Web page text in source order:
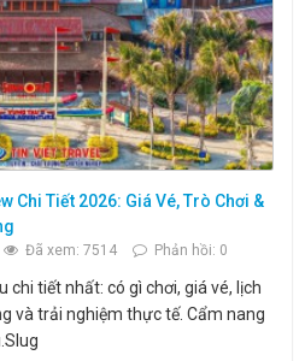
Chi Tiết 2026: Giá Vé, Trò Chơi &
Đã xem: 7514 Phản hồi: 0
chi tiết nhất: có gì chơi, giá vé, lịch
và trải nghiệm thực tế. Cẩm nang